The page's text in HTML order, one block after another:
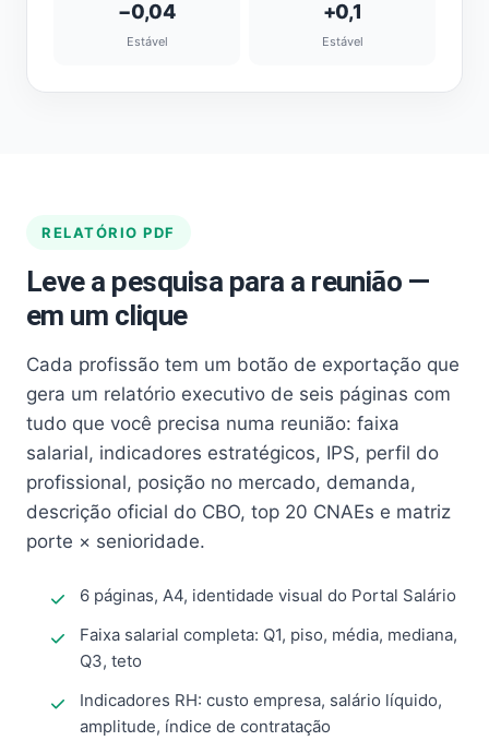
−0,04
Estável
+0,1
Estável
RELATÓRIO PDF
Leve a pesquisa para a reunião —
em um clique
Cada profissão tem um botão de exportação que
gera um relatório executivo de seis páginas com
tudo que você precisa numa reunião: faixa
salarial, indicadores estratégicos, IPS, perfil do
profissional, posição no mercado, demanda,
descrição oficial do CBO, top 20 CNAEs e matriz
porte × senioridade.
6 páginas, A4, identidade visual do Portal Salário
Faixa salarial completa: Q1, piso, média, mediana,
Q3, teto
Indicadores RH: custo empresa, salário líquido,
amplitude, índice de contratação